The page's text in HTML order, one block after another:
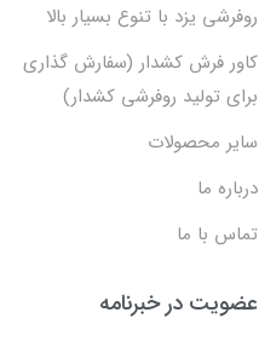
روفرشی یزد با تنوع بسیار بالا
کاور فرش کشدار (سفارش گذاری
برای تولید روفرشی کشدار)
سایر محصولات
درباره ما
تماس با ما
عضویت در خبرنامه